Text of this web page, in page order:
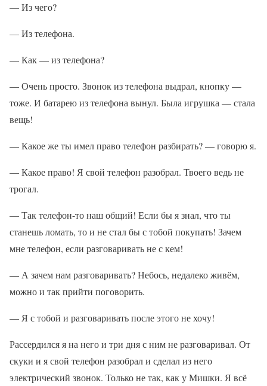
— Из чего?
— Из телефона.
— Как — из телефона?
— Очень просто. Звонок из телефона выдрал, кнопку —
тоже. И батарею из телефона вынул. Была игрушка — стала
вещь!
— Какое же ты имел право телефон разбирать? — говорю я.
— Какое право! Я свой телефон разобрал. Твоего ведь не
трогал.
— Так телефон-то наш общий! Если бы я знал, что ты
станешь ломать, то и не стал бы с тобой покупать! Зачем
мне телефон, если разговаривать не с кем!
— А зачем нам разговаривать? Небось, недалеко живём,
можно и так прийти поговорить.
— Я с тобой и разговаривать после этого не хочу!
Рассердился я на него и три дня с ним не разговаривал. От
скуки и я свой телефон разобрал и сделал из него
электрический звонок. Только не так, как у Мишки. Я всё